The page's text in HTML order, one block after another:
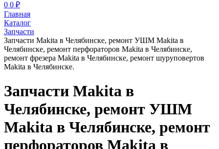
0 0 ₽
Главная
Каталог
Запчасти
Запчасти Makita в Челябинске, ремонт УШМ Makita в
Челябинске, ремонт перфораторов Makita в Челябинске,
ремонт фрезера Makita в Челябинске, ремонт шуруповертов
Makita в Челябинске.
Запчасти Makita в
Челябинске, ремонт УШМ
Makita в Челябинске, ремонт
перфораторов Makita в